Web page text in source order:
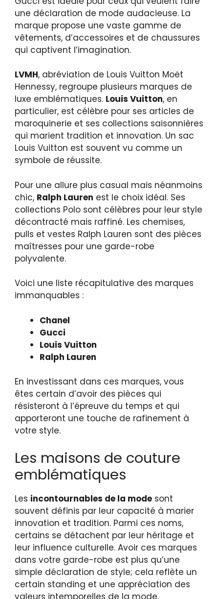
une déclaration de mode audacieuse. La
marque propose une vaste gamme de
vêtements, d’accessoires et de chaussures
qui captivent l’imagination.
LVMH, abréviation de Louis Vuitton Moët
Hennessy, regroupe plusieurs marques de
luxe emblématiques. Louis Vuitton, en
particulier, est célèbre pour ses articles de
maroquinerie et ses collections saisonnières
qui marient tradition et innovation. Un sac
Louis Vuitton est souvent vu comme un
symbole de réussite.
Pour une allure plus casual mais néanmoins
chic, Ralph Lauren est le choix idéal. Ses
collections Polo sont célèbres pour leur style
décontracté mais raffiné. Les chemises,
pulls et vestes Ralph Lauren sont des pièces
maîtresses pour une garde-robe
polyvalente.
Voici une liste récapitulative des marques
immanquables :
Chanel
Gucci
Louis Vuitton
Ralph Lauren
En investissant dans ces marques, vous
êtes certain d’avoir des pièces qui
résisteront à l’épreuve du temps et qui
apporteront une touche de rafinement à
votre style.
Les maisons de couture
emblématiques
Les incontournables de la mode sont
souvent définis par leur capacité à marier
innovation et tradition. Parmi ces noms,
certains se détachent par leur héritage et
leur influence culturelle. Avoir ces marques
dans votre garde-robe est plus qu’une
simple déclaration de style; cela reflète un
certain standing et une appréciation des
valeurs intemporelles de la mode.